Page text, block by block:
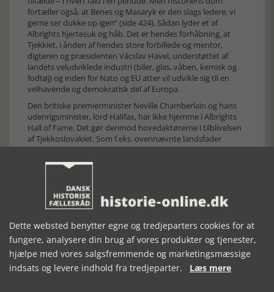
fortæller også, at Benes og Masaryk er den slags ledere, vi
gerne ser dukke op igen” (side 424). Sådan lyder et af
Albrights hjertesuk og håb. Det er hendes forhåbning, at
Tjekkiet, i ånden af hendes store forbillede og mentor,
digteren og præsidenten Vácslav Havel, understøttet af
landets veludviklede industri (biler, glas, våben, kemisk og
fodtøj) og inden for Nato og EU atter vil udvikle sig til en
velhavende og demokratisk del af Europa.
Den britiske premierminister Neville Chamberlain og hans
udenrigsminister, lord Halifax, har ikke hjemme i Albrights
Hall of Fame. Det gør derimod hovedaktørerne i tilblivelsen
af Tjekkoslovakiet. Som f.eks. ovennævnte landsfader
Tómas Masaryk, hans søn og farens foresatte og gode ven –
manden med den tragiske skæbne Jan Masaryk (1886-1948)
samt Eduard Benes (1884-1948) – republikkens præsident i
Tjekkoslovakiet anerkendt som krigsførende allieret, godt
hjulpet af mange og succesrige tjekkiske piloter i Royal Air
heroisk og opofrende, men omdiskuteret rolle i mordet på
Reichsprotektor Reinhard Heydrich (1904-42) – kaldet
Himmlers ”blonde bæst”. En begivenhed, der var orkestreret
af eksilregeringen i London, og som Albright beskriver i
medrivende detaljer. Ligesom hun gør det med tyskernes
Dette websted benytter egne og tredjeparters cookies for at
fungere, analysere din brug af vores produkter og tjenester,
hjælpe med vores salgsfremmende og marketingsmæssige
indsats og levere indhold fra tredjeparter. Læs mere